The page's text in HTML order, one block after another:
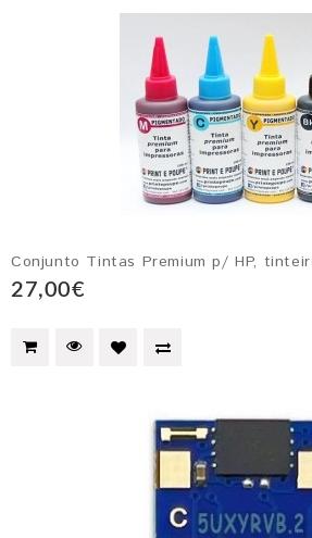
27,00€